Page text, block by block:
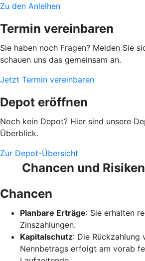
Zu den Anleihen
Termin vereinbaren
Sie haben noch Fragen? Melden Sie
schauen uns das gemeinsam an.
Jetzt Termin vereinbaren
Depot eröffnen
Noch kein Depot? Hier sind unsere
Überblick.
Zur Depot-Übersicht
Chancen und
Chancen
Planbare Erträge: Sie erhalten
Zinszahlungen.
Kapitalschutz: Die Rückzahlung
Nennbetrags erfolgt am vorab